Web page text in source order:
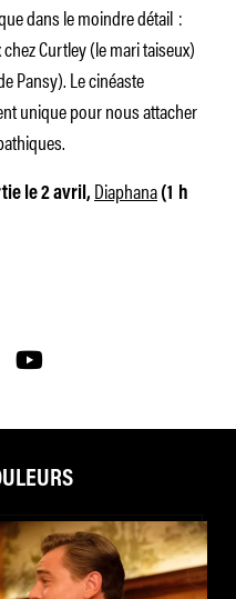
dans le moindre détail :
Curtley (le mari taiseux)
Pansy). Le cinéaste
unique pour nous attacher
le 2 avril, Diaphana (1 h